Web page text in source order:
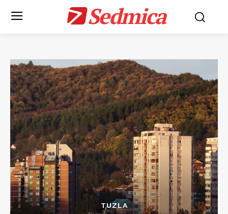
Sedmica
TUZLA